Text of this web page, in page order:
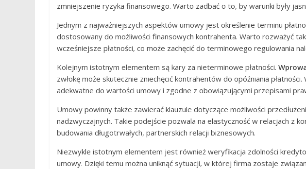
zmniejszenie ryzyka finansowego. Warto zadbać o to, by warunki były
Jednym z najważniejszych aspektów umowy jest określenie terminu
dostosowany do możliwości finansowych kontrahenta. Warto rozważyć
wcześniejsze płatności, co może zachęcić do terminowego regulowania
Kolejnym istotnym elementem są kary za nieterminowe płatności.
zwłokę może skutecznie zniechęcić kontrahentów do opóźniania
adekwatne do wartości umowy i zgodne z obowiązującymi przepisami
Umowy powinny także zawierać klauzule dotyczące możliwości
nadzwyczajnych. Takie podejście pozwala na elastyczność w relacjach z
budowania długotrwałych, partnerskich relacji biznesowych.
Niezwykle istotnym elementem jest również weryfikacja zdolności
umowy. Dzięki temu można uniknąć sytuacji, w której firma zostaje